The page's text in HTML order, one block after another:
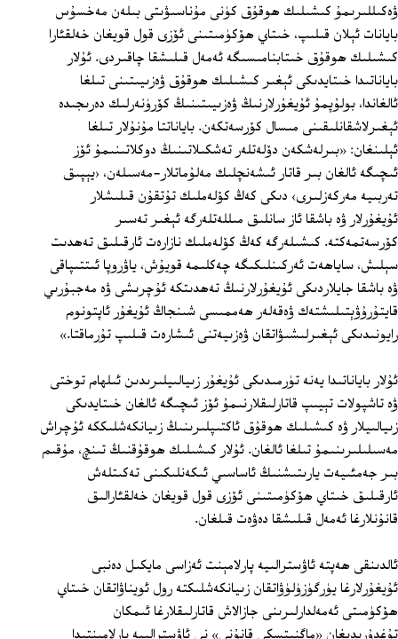
ۋەكىللىرىمۇ كىشىلىك ھوقۇق كۈنى مۇناسىۋىتى بىلەن مەخسۇس
بايانات ئېلان قىلىپ، خىتاي ھۆكۈمىتىنى ئۆزى قول قويغان خەلقئارا
كىشىلىك ھوقۇق خىتابنامىسىگە ئەمەل قىلىشقا چاقىردى. ئۇلار
باياناتىدا خىتايدىكى ئېغىر كىشىلىك ھوقۇق ۋەزىيىتىنى تىلغا
ئالغاندا، بولۇپمۇ ئۇيغۇرلارنىڭ ۋەزىيىتىنىڭ كۆرۈنەرلىك دەرىجىدە
ئېغىرلاشقانلىقىنى مىسال كۆرسەتكەن. باياناتتا مۇنۇلار تىلغا
ئېلىنغان: «بىرلەشكەن دۆلەتلەر تەشكىلاتىنىڭ دوكلاتىنىمۇ ئۆز
ئىچىگە ئالغان بىر قاتار ئىشەنچلىك مەلۇماتلار-مەسىلەن، ‹يېپىق
تەربىيە مەركەزلىرى› دىكى كەڭ كۆلەملىك تۇتقۇن قىلىشلار
ئۇيغۇرلار ۋە باشقا ئاز سانلىق مىللەتلەرگە ئېغىر تەسىر
كۆرسەتمەكتە. كىشىلەرگە كەڭ كۆلەملىك نازارەت ئارقىلىق تەھدىت
سېلىش، ساياھەت ئەركىنلىكىگە چەكلىمە قويۇش، ياۋروپا ئىتتىپاقى
ۋە باشقا جايلاردىكى ئۇيغۇرلارنىڭ تەھدىتكە ئۇچرىشى ۋە مەجبۇرىي
قايتۇرۇۋېتىلىشتەك ۋەقەلەر ھەممىسى شىنجاڭ ئۇيغۇر ئاپتونوم
رايونىدىكى ئېغىرلىشىۋاتقان ۋەزىيەتنى ئىشارەت قىلىپ تۇرماقتا.»
ئۇلار باياناتىدا يەنە تۈرمىدىكى ئۇيغۇر زىيالىيلىرىدىن ئىلھام توختى
ۋە تاشپولات تېيىپ قاتارلىقلارنىمۇ ئۆز ئىچىگە ئالغان خىتايدىكى
زىيالىيلار ۋە كىشىلىك ھوقۇق ئاكتىپلىرىنىڭ زىيانكەشلىككە ئۇچراش
مەسىلىلىرىنىمۇ تىلغا ئالغان. ئۇلار كىشىلىك ھوقۇقنىڭ تىنچ، مۇقىم
بىر جەمئىيەت يارىتىشنىڭ ئاساسىي ئىكەنلىكىنى تەكىتلەش
ئارقىلىق خىتاي ھۆكۈمىتىنى ئۆزى قول قويغان خەلقئارالىق
قانۇنلارغا ئەمەل قىلىشقا دەۋەت قىلغان.
ئالدىنقى ھەپتە ئاۋسترالىيە پارلامېنت ئەزاسى مايكىل دەنبى
ئۇيغۇرلارغا يۈرگۈزۈلۈۋاتقان زىيانكەشلىكتە رول ئويناۋاتقان خىتاي
ھۆكۈمىتى ئەمەلدارلىرىنى جازالاش قاتارلىقلارغا ئىمكان